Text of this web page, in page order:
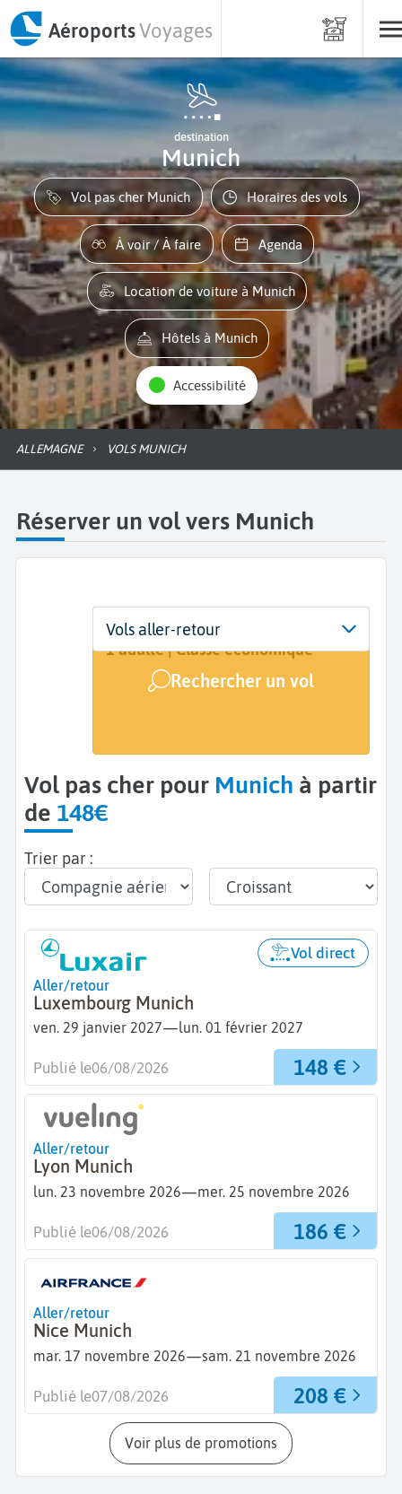
AéroportsVoyages
destination
Munich
Vol pas cher Munich Horaires des vols
À voir / À faire Agenda
Location de voiture à Munich
Hôtels à Munich
Accessibilité
ALLEMAGNE VOLS MUNICH
Réserver un vol vers Munich
Départ
De...
Dates
Dates de votre voyage
Voyageurs | Classe
1 adulte | Classe économique
Rechercher un vol
Vols aller-retour
Vol pas cher pour Munich à partir
de 148€
Trier par :
Aller/retour
Luxembourg Munich
ven. 29 janvier 2027—lun. 01 février 2027
Vol direct
148 €
Publié le06/08/2026
Aller/retour
Lyon Munich
lun. 23 novembre 2026—mer. 25 novembre 2026
186 €
Publié le06/08/2026
Aller/retour
Nice Munich
mar. 17 novembre 2026—sam. 21 novembre 2026
208 €
Publié le07/08/2026
Voir plus de promotions